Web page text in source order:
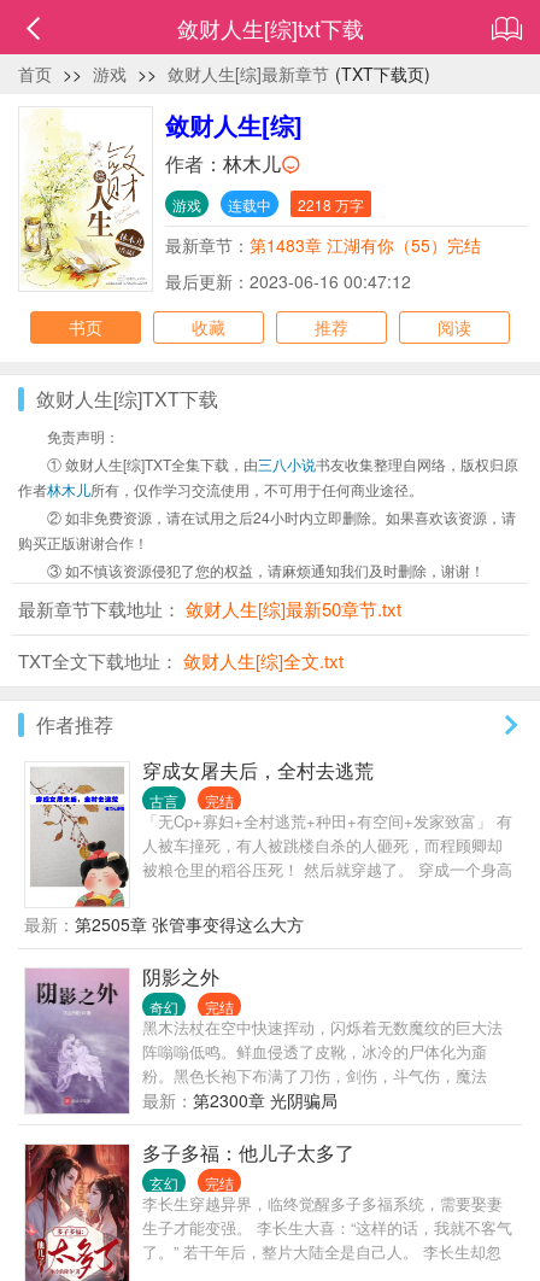
敛财人生[综]txt下载
首页 >> 游戏 >> 敛财人生[综]最新章节 (TXT下载页)
敛财人生[综]
作者： 林木儿
游戏 连载中 2218 万字
最新章节： 第1483章 江湖有你（55）完结
最后更新：2023-06-16 00:47:12
书页
收藏 推荐 阅读
敛财人生[综]TXT下载
免责声明：
① 敛财人生[综]TXT全集下载，由三八小说书友收集整理自网络，版权归原
作者林木儿所有，仅作学习交流使用，不可用于任何商业途径。
② 如非免费资源，请在试用之后24小时内立即删除。如果喜欢该资源，请
购买正版谢谢合作！
③ 如不慎该资源侵犯了您的权益，请麻烦通知我们及时删除，谢谢！
最新章节下载地址： 敛财人生[综]最新50章节.txt
TXT全文下载地址： 敛财人生[综]全文.txt
作者推荐
穿成女屠夫后，全村去逃荒
古言 完结
「无Cp+寡妇+全村逃荒+种田+有空间+发家致富」 有
人被车撞死，有人被跳楼自杀的人砸死，而程顾卿却
被粮仓里的稻谷压死！ 然后就穿越了。 穿成一个身高
剩女直接进级给人当祖母，白捡一堆儿女儿媳孙子。
大儿高大壮实如猩猩金刚， 二儿又矮又瘦如麻杆， 三
儿平平无奇却心比天高， 大女儿长得标致性格却火
爆， 小女儿，唉，又矮又圆又懦弱。 程顾卿还没来得
及悲春伤秋，村长家的孙子就跑来通知全村要逃荒逃
兵役。 寻找水源，赤手打虎，与灾民混战......终于全
村找到一个安稳地方，大家齐心开荒种地，发家致
富，努力奔小康。 多年以后，耄耄之年的程寡妇即将
咽气，双眼含眼看着乌秧秧的儿子儿孙们，望了一下
味，下辈子一定要给我一个男人，不，两个三个也不
介意！ 蜡烛忽灭，程寡妇卒！
最新： 第2505章 张管事变得这么大方
阴影之外
奇幻 完结
黑木法杖在空中快速挥动，闪烁着无数魔纹的巨大法
阵嗡嗡低鸣。鲜血侵透了皮靴，冰冷的尸体化为齑
粉。黑色长袍下布满了刀伤，剑伤，斗气伤，魔法
伤… 自己的契约兽如绞肉机般不知疲倦，化为利刃的
双手好似死神镰刀。秘法工会的强者们歇斯底里，神
佑骑士催动出最后一丝斗气。销声匿迹了千百年的空
间系法阵再次降临奥古大陆，足以撼动任何权势的力
量种子苏醒发芽，一个身穿黑色长袍的男孩站在月色
中，那双冷漠的瞳孔好似深海凶兽。 “你们为何要与全
世界为敌？”联军指挥官问道。 “因为我们不甘心做命
运的走狗！”二人异口同声，相视一笑。 几百年后，阴
最新： 第2300章 光阴骗局
多子多福：他儿子太多了
玄幻 完结
李长生穿越异界，临终觉醒多子多福系统，需要娶妻
生子才能变强。 李长生大喜：“这样的话，我就不客气
了。” 若干年后，整片大陆全是自己人。 李长生却忽